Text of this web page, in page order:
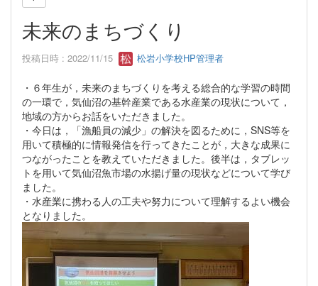
未来のまちづくり
投稿日時 : 2022/11/15 松岩小学校HP管理者
・６年生が，未来のまちづくりを考える総合的な学習の時間
の一環で，気仙沼の基幹産業である水産業の現状について，
地域の方からお話をいただきました。
・今日は，「漁船員の減少」の解決を図るために，SNS等を
用いて積極的に情報発信を行ってきたことが，大きな成果に
つながったことを教えていただきました。後半は，タブレッ
トを用いて気仙沼魚市場の水揚げ量の現状などについて学び
ました。
・水産業に携わる人の工夫や努力について理解するよい機会
となりました。